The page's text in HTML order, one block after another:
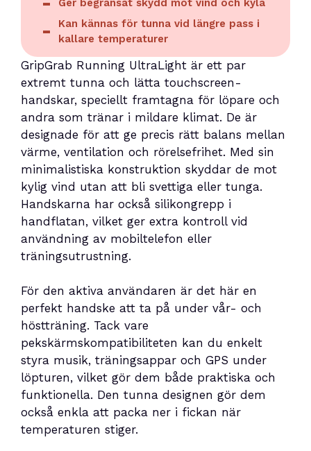
Ger begränsat skydd mot vind och kyla
Kan kännas för tunna vid längre pass i
kallare temperaturer
GripGrab Running UltraLight är ett par
extremt tunna och lätta touchscreen-
handskar, speciellt framtagna för löpare och
andra som tränar i mildare klimat. De är
designade för att ge precis rätt balans mellan
värme, ventilation och rörelsefrihet. Med sin
minimalistiska konstruktion skyddar de mot
kylig vind utan att bli svettiga eller tunga.
Handskarna har också silikongrepp i
handflatan, vilket ger extra kontroll vid
användning av mobiltelefon eller
träningsutrustning.
För den aktiva användaren är det här en
perfekt handske att ta på under vår- och
höstträning. Tack vare
pekskärmskompatibiliteten kan du enkelt
styra musik, träningsappar och GPS under
löpturen, vilket gör dem både praktiska och
funktionella. Den tunna designen gör dem
också enkla att packa ner i fickan när
temperaturen stiger.